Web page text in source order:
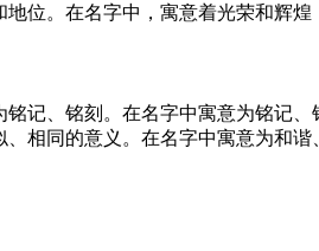
位。在名字中，寓意着光荣和辉煌
记、铭刻。在名字中寓意为铭记
相同的意义。在名字中寓意为和